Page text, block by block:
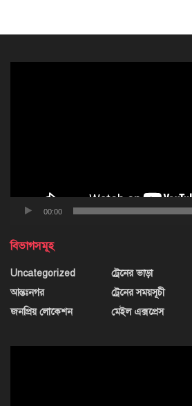
00:00
বিভাগসমূহ
Uncategorized
আন্তঃনগর
জনপ্রিয় লোকেশন
ট্রেনের ভাড়া
ট্রেনের সময়সূচী
মেইল এক্সপ্রেস